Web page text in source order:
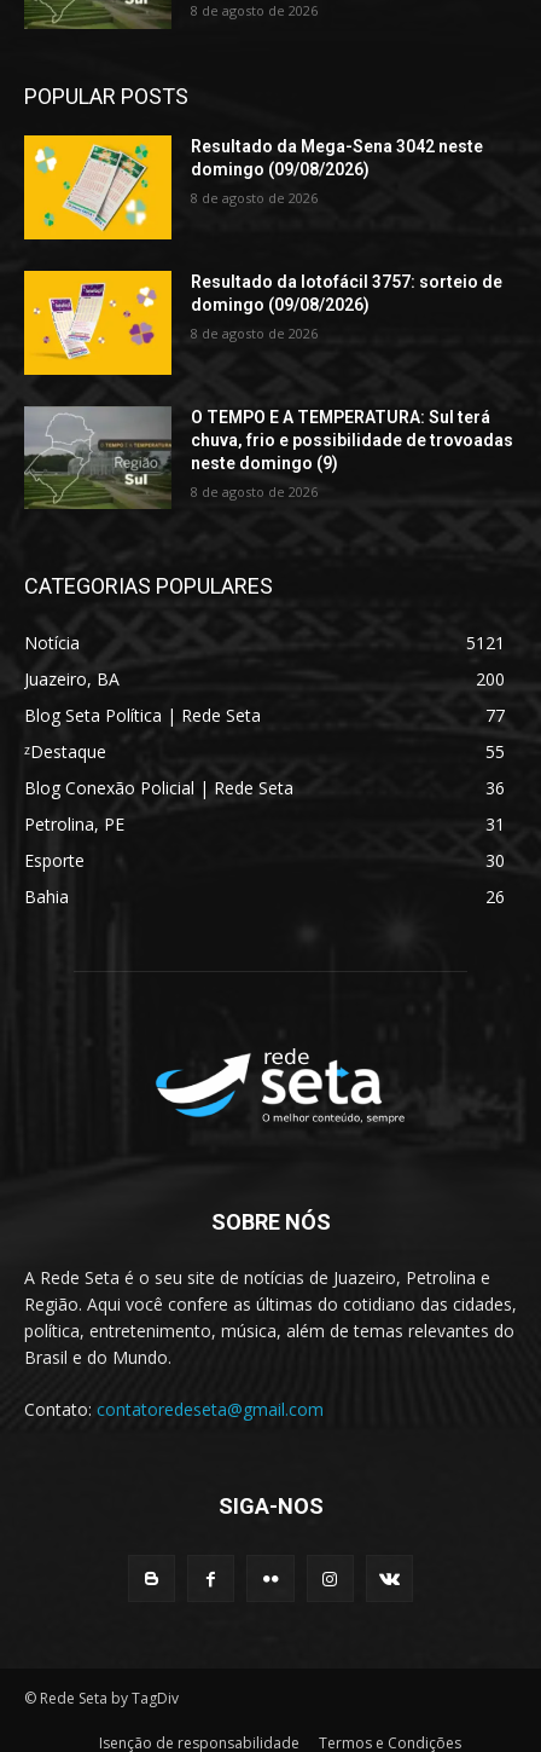
8 de agosto de 2026
POPULAR POSTS
Resultado da Mega-Sena 3042 neste
domingo (09/08/2026)
8 de agosto de 2026
Resultado da lotofácil 3757: sorteio de
domingo (09/08/2026)
8 de agosto de 2026
O TEMPO E A TEMPERATURA: Sul terá
chuva, frio e possibilidade de trovoadas
neste domingo (9)
8 de agosto de 2026
CATEGORIAS POPULARES
Notícia
5121
Juazeiro, BA
200
Blog Seta Política | Rede Seta
77
ᶻDestaque
55
Blog Conexão Policial | Rede Seta
36
Petrolina, PE
31
Esporte
30
Bahia
26
SOBRE NÓS
A Rede Seta é o seu site de notícias de Juazeiro, Petrolina e
Região. Aqui você confere as últimas do cotidiano das cidades,
política, entretenimento, música, além de temas relevantes do
Brasil e do Mundo.
Contato: contatoredeseta@gmail.com
SIGA-NOS
© Rede Seta by TagDiv
Isenção de responsabilidade Termos e Condições